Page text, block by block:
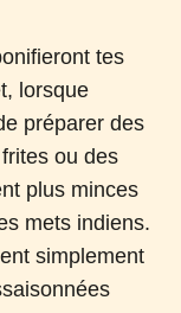
tes
lorsque
préparer des
ou des
plus minces
mets indiens.
simplement